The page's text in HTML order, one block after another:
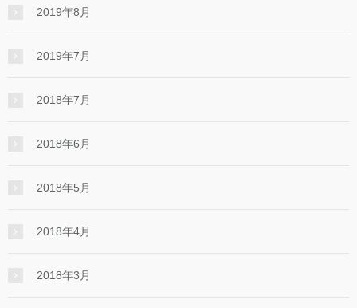
2019年8月
2019年7月
2018年7月
2018年6月
2018年5月
2018年4月
2018年3月